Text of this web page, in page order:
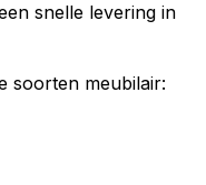
snelle levering in
soorten meubilair: